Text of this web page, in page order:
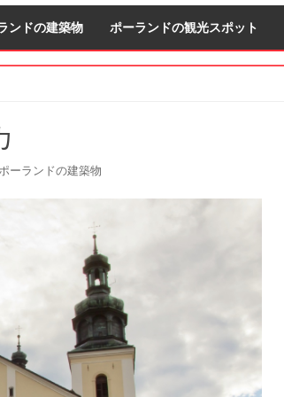
ンドの建築物 ポーランドの観光スポット
ーランドの建築物